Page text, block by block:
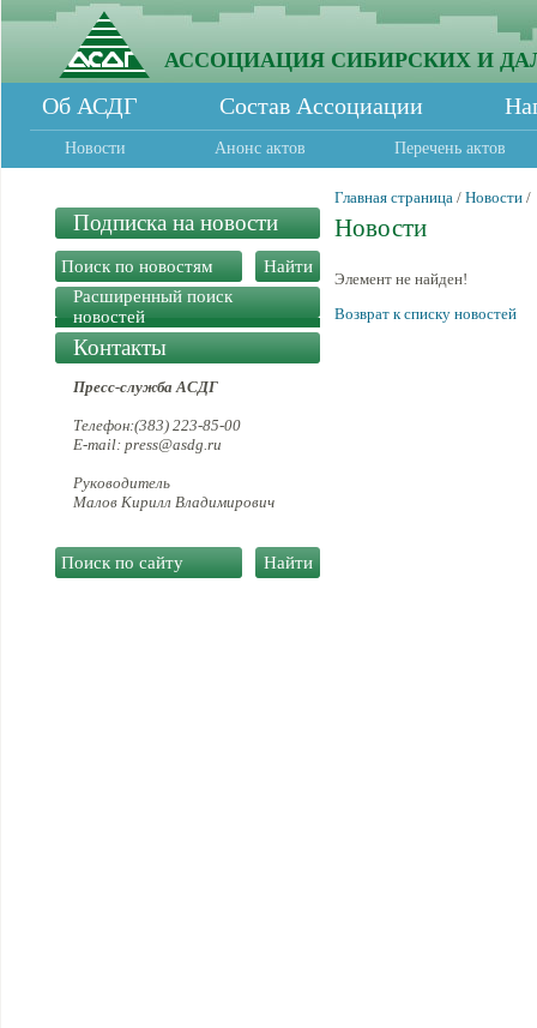
АССОЦИАЦИЯ СИБИРСКИХ И
Об АСДГ Состав Ассоциации
Новости Анонс актов Перечень актов
Подписка на новости
Расширенный поиск
новостей
Контакты
Пресс-служба АСДГ
Телефон:(383) 223-85-00
E-mail: press@asdg.ru
Руководитель
Малов Кирилл Владимирович
Главная страница / Новости /
Новости
Элемент не найден!
Возврат к списку новостей